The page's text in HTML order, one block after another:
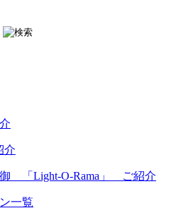
介
「Light-O-Rama」 ご紹介
一覧